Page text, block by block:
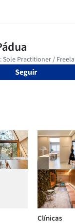
Seguir
Clínicas